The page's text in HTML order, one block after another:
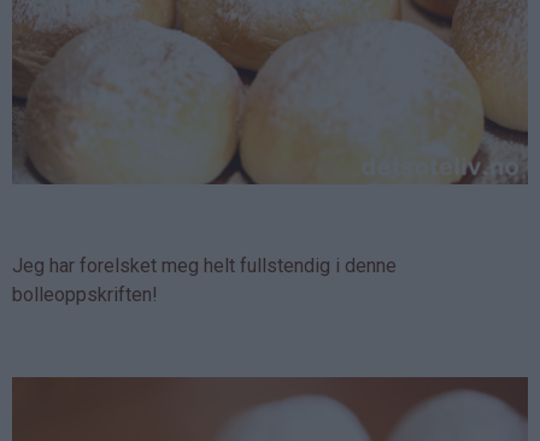
Jeg har forelsket meg helt fullstendig i denne
bolleoppskriften!